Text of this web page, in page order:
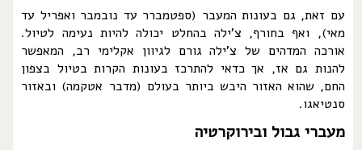
עם זאת, גם בעונות המעבר (ספטמברר עד נובמבר ואפריל עד
מאי), ואף בחורף, צ'ילה בהחלט יכולה להיות נעימה לטיול.
אורכה המדהים של צ'ילה גורם לגיוון אקלימי רב, המאפשר
להנות גם אז, אך כדאי להתרכז בעונות הקרות בטיול בצפון
החם, שהוא האזור היבש ביותר בעולם (מדבר אטקמה) ובאזור
סנטיאגו.
מעברי גבול ובירוקרטיה